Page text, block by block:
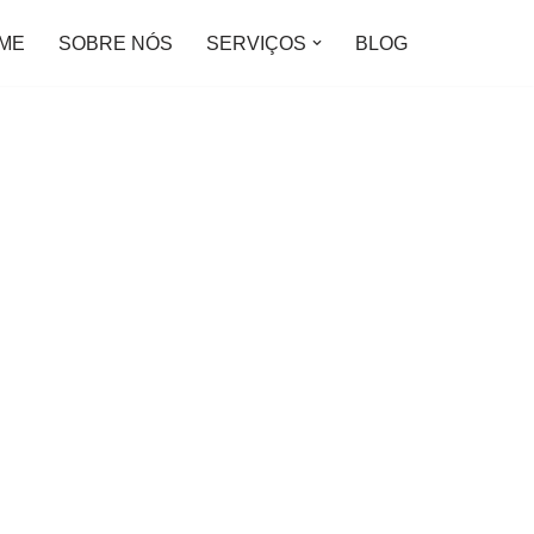
SOBRE NÓS SERVIÇOS BLOG